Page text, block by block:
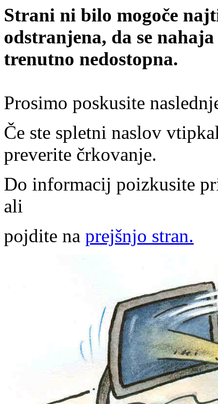
Strani ni bilo mogoče
odstranjena, da se
trenutno nedostopna.
Prosimo poskusite
Če ste spletni naslov
preverite črkovanje.
Do informacij poizkusite
ali
pojdite na prejšnjo stran.